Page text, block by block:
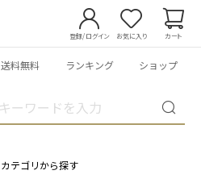
登録/ログイン お気に入り カート
送料無料 ランキング ショップ
カテゴリから探す